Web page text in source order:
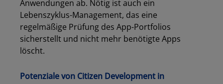
Anwendungen ab. Nötig ist auch ein
Lebenszyklus-Management, das eine
regelmäßige Prüfung des App-Portfolios
sicherstellt und nicht mehr benötigte Apps
löscht.
Potenziale von Citizen Development in